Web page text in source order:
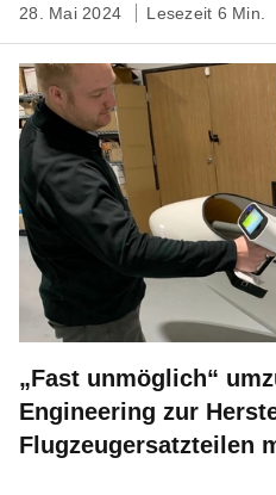
28. Mai 2024 Lesezeit 6 Min.
„Fast unmöglich“
Engineering zur
Flugzeugersatzteilen